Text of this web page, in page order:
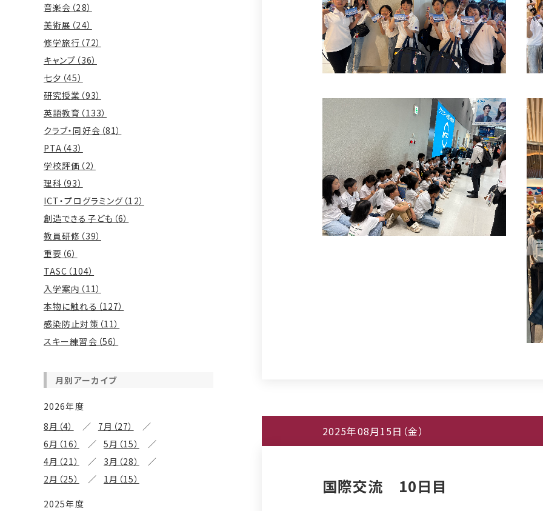
2025年08月15日（金）
国際交流 10日目
音楽会（28）
美術展（24）
修学旅行（72）
キャンプ（36）
七夕（45）
研究授業（93）
英語教育（133）
クラブ・同好会（81）
PTA（43）
学校評価（2）
理科（93）
ICT・プログラミング（12）
創造できる子ども（6）
教員研修（39）
重要（6）
TASC（104）
入学案内（11）
本物に触れる（127）
感染防止対策（11）
スキー練習会（56）
月別アーカイブ
2026年度
8月（4）
7月（27）
6月（16）
5月（15）
4月（21）
3月（28）
2月（25）
1月（15）
2025年度